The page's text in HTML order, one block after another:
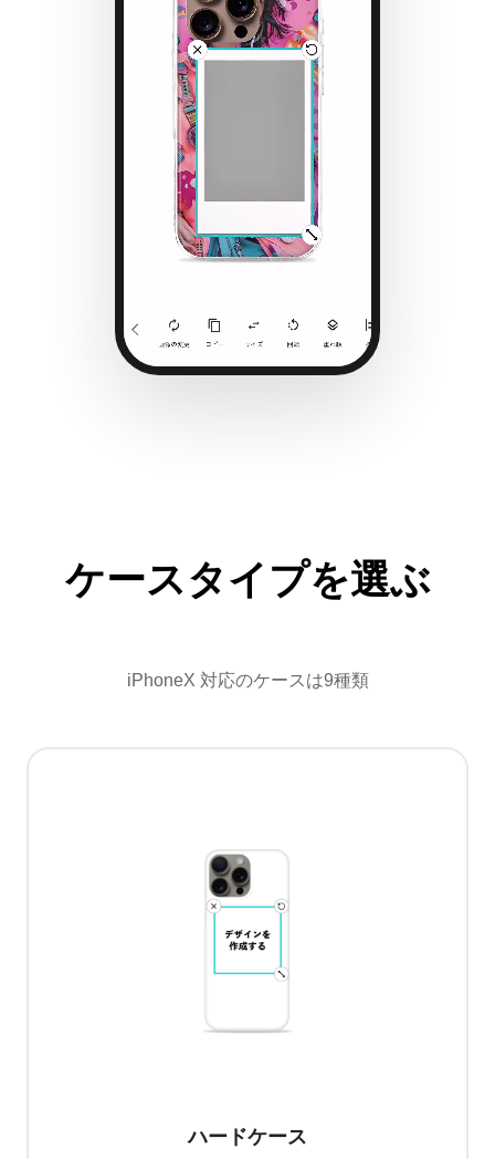
ケースタイプを選ぶ
iPhoneX 対応のケースは9種類
ハードケース